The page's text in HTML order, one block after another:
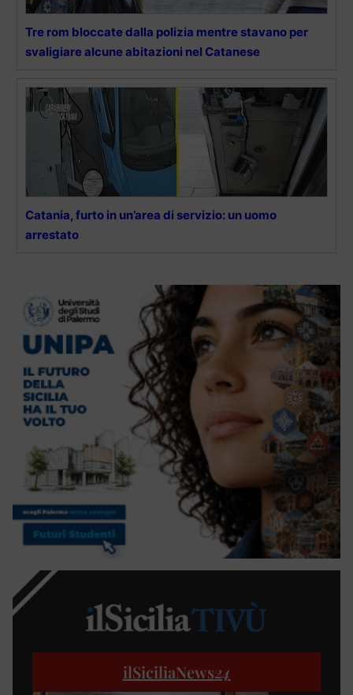
Tre rom bloccate dalla polizia mentre stavano per
svaligiare alcune abitazioni nel Catanese
Catania, furto in un’area di servizio: un uomo
arrestato
ilSiciliaNews24